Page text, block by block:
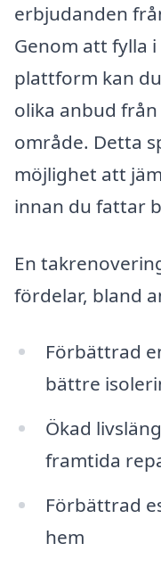
erbjudanden
Genom att fylla
plattform kan
olika anbud
område. Detta
möjlighet att
innan du fattar
En
fördelar, bland
Förbättrad
bättre
Ökad
framtida
Förbättrad
hem